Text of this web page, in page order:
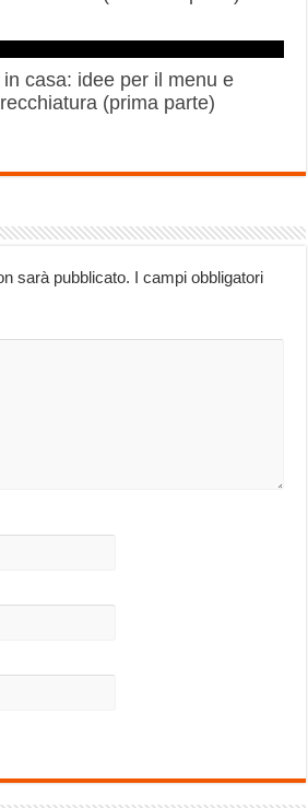
casa: idee per il menu e
(prima parte)
sarà pubblicato. I campi obbligatori